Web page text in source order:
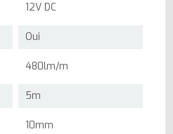
12V DC
Oui
480lm/m
5m
10mm